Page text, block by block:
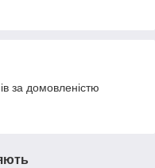
за домовленістю